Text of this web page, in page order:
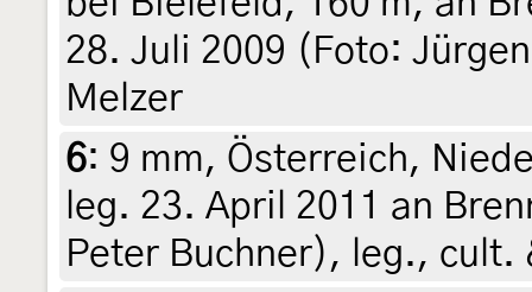
28. Juli 2009 (Foto:
Melzer
6: 9 mm, Österreich,
leg. 23. April 2011 an
Peter Buchner), leg., cult.